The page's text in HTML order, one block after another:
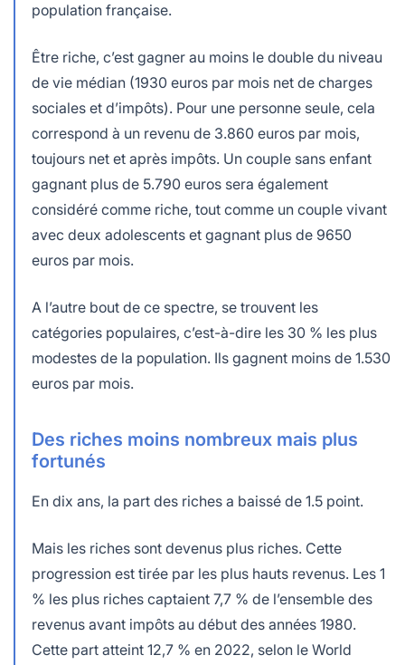
population française.
Être riche, c’est gagner au moins le double du niveau
de vie médian (1930 euros par mois net de charges
sociales et d’impôts). Pour une personne seule, cela
correspond à un revenu de 3.860 euros par mois,
toujours net et après impôts. Un couple sans enfant
gagnant plus de 5.790 euros sera également
considéré comme riche, tout comme un couple vivant
avec deux adolescents et gagnant plus de 9650
euros par mois.
A l’autre bout de ce spectre, se trouvent les
catégories populaires, c’est-à-dire les 30 % les plus
modestes de la population. Ils gagnent moins de 1.530
euros par mois.
Des riches moins nombreux mais plus
fortunés
En dix ans, la part des riches a baissé de 1.5 point.
Mais les riches sont devenus plus riches. Cette
progression est tirée par les plus hauts revenus. Les 1
% les plus riches captaient 7,7 % de l’ensemble des
revenus avant impôts au début des années 1980.
Cette part atteint 12,7 % en 2022, selon le World